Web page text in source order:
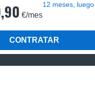
€/mes
12 meses,
CONTRATAR